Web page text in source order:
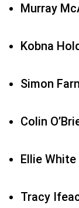
Murray
Kobna
Simon
Colin
Ellie White
Tracy